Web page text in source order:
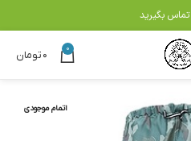
تماس بگیرید
0 ۰تومان
اتمام موجودی